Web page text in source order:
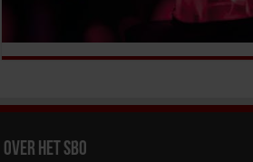
Over het SBO